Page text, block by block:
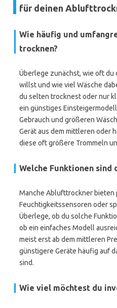
für deinen
Wie häufig und
trocknen?
Überlege zunächst, wie oft
willst und wie viel Wäsche
du selten trocknest oder nur
ein günstiges
Gebrauch und größeren
Gerät aus dem mittleren oder
diese oft größere Trommeln
Welche Funktionen sind
Manche Ablufttrockner bieten
Feuchtigkeitssensoren oder
Überlege, ob du solche
ob ein einfaches Modell
meist erst ab dem mittleren
günstigere Geräte häufig auf
sind.
Wie viel möchtest du